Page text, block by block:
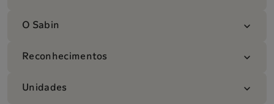
O Sabin
Reconhecimentos
Unidades